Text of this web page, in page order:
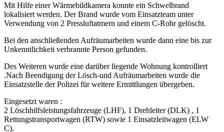
Mit Hilfe einer Wärmebildkamera konnte ein Schwelbrand
lokalisiert werden. Der Brand wurde vom Einsatzteam unter
Verwendung von 2 Pressluftatmern und einem C-Rohr gelöscht.
Bei den anschließenden Aufräumarbeiten wurde dann eine bis zur
Unkenntlichkeit verbrannte Person gefunden.
Des Weiteren wurde eine darüber liegende Wohnung kontrolliert
.Nach Beendigung der Lösch-und Aufräumarbeiten wurde die
Einsatzstelle der Polizei für weitere Ermittlungen übergeben.
Eingesetzt waren :
2 Löschhilfsleistungsfahrzeuge (LHF), 1 Drehleiter (DLK) , 1
Rettungstransportwagen (RTW) sowie 1 Einsatzleitwagen (ELW
C).